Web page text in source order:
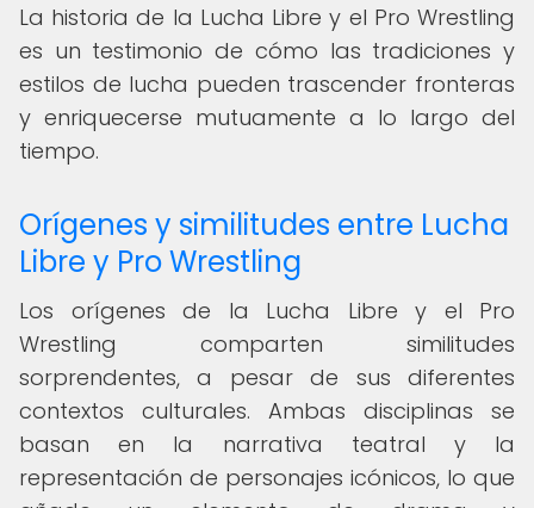
La historia de la Lucha Libre y el Pro Wrestling
es un testimonio de cómo las tradiciones y
estilos de lucha pueden trascender fronteras
y enriquecerse mutuamente a lo largo del
tiempo.
Orígenes y similitudes entre Lucha
Libre y Pro Wrestling
Los orígenes de la Lucha Libre y el Pro
Wrestling comparten similitudes
sorprendentes, a pesar de sus diferentes
contextos culturales. Ambas disciplinas se
basan en la narrativa teatral y la
representación de personajes icónicos, lo que